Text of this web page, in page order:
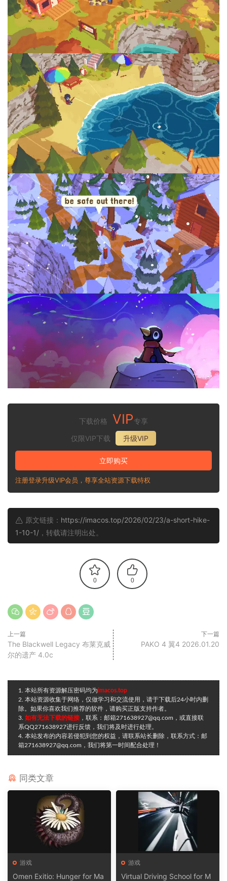
下载价格 VIP专享
仅限VIP下载
升级VIP
立即购买
注册登录升级VIP会员，尊享全站资源下载特权
原文链接： https://imacos.top/2026/02/23/a-short-hike-
1-10-1/ ，转载请注明出处。
0 0
上一篇
The Blackwell Legacy 布莱克威
尔的遗产 4.0c
下一篇
PAKO 4 翼4 2026.01.20
1. 本站所有资源解压密码均为imacos.top
2. 本站资源收集于网络，仅做学习和交流使用，请于下载后24小时内删
除。如果你喜欢我们推荐的软件，请购买正版支持作者。
3. 如有无法下载的链接 ，联系：邮箱271638927@qq.com，或直接联
系QQ271638927进行反馈，我们将及时进行处理。
4. 本站发布的内容若侵犯到您的权益，请联系站长删除，联系方式：邮
箱271638927@qq.com，我们将第一时间配合处理！
同类文章
游戏
Omen Exitio: Hunger for Ma
游戏
Virtual Driving School for M